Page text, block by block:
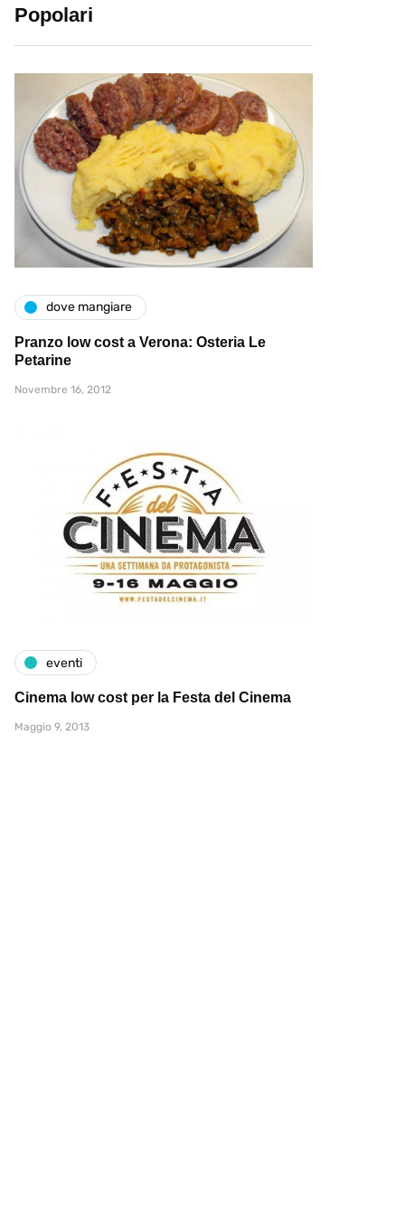
Popolari
dove mangiare
Pranzo low cost a Verona: Osteria Le
Petarine
Novembre 16, 2012
eventi
Cinema low cost per la Festa del Cinema
Maggio 9, 2013